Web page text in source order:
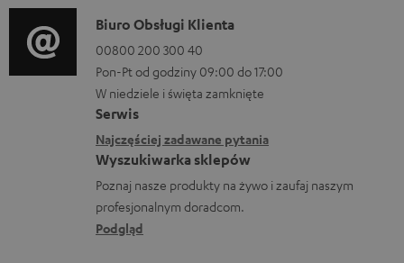
t
y
d
o
p
o
b
r
a
o
r
m
a
c
j
e
d
o
D
a
n
e
k
o
n
t
a
Biuro Obsługi Klienta
00800 200 300 40
Pon-Pt od godziny 09:00 do 17:00
W niedziele i święta zamknięte
Serwis
Najczęściej zadawane pytania
Wyszukiwarka sklepów
Poznaj nasze produkty na żywo i zaufaj naszym
profesjonalnym doradcom.
Podgląd